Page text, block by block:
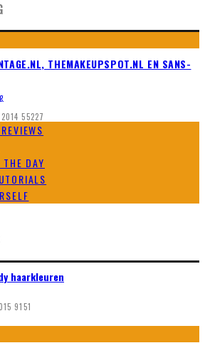
THEMAKEUPSPOT.NL EN SANS-
55227
DAY
haarkleuren
9151